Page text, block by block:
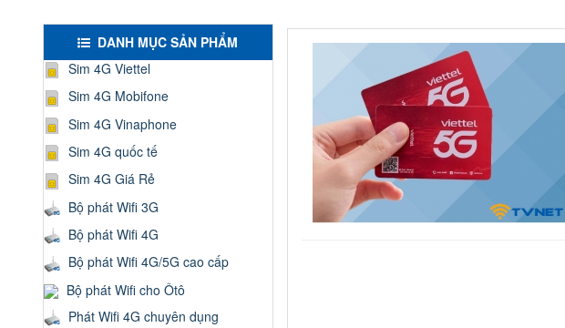
DANH MỤC SẢN PHẨM
Sim 4G Viettel
Sim 4G Mobifone
Sim 4G Vinaphone
Sim 4G quốc tế
Sim 4G Giá Rẻ
Bộ phát Wifi 3G
Bộ phát Wifi 4G
Bộ phát Wifi 4G/5G cao cấp
Bộ phát Wifi cho Ôtô
Phát Wifi 4G chuyên dụng